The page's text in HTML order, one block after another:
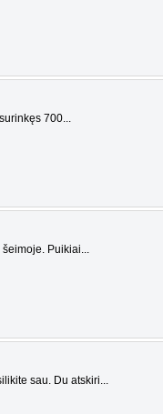
700...
Puikiai...
sau. Du atskiri...